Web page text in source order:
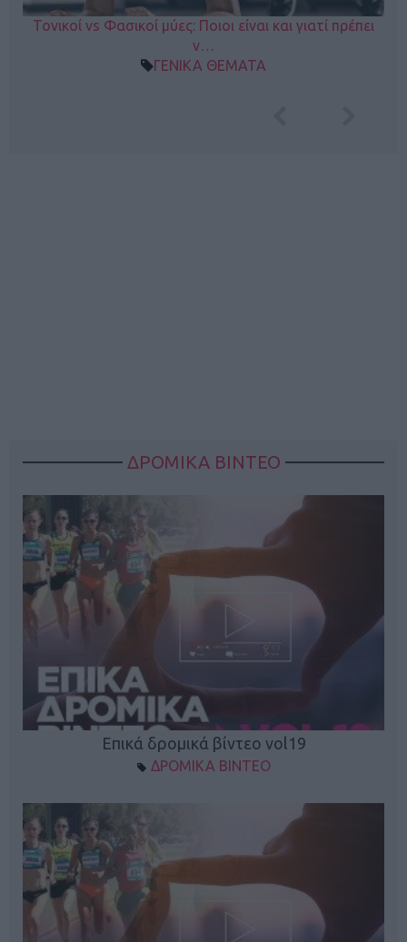
Τονικοί vs Φασικοί μύες: Ποιοι είναι και γιατί πρέπει
ν…
ΓΕΝΙΚΑ ΘΕΜΑΤΑ
ΔΡΟΜΙΚΑ ΒΙΝΤΕΟ
Επικά δρομικά βίντεο vol19
ΔΡΟΜΙΚΑ ΒΙΝΤΕΟ